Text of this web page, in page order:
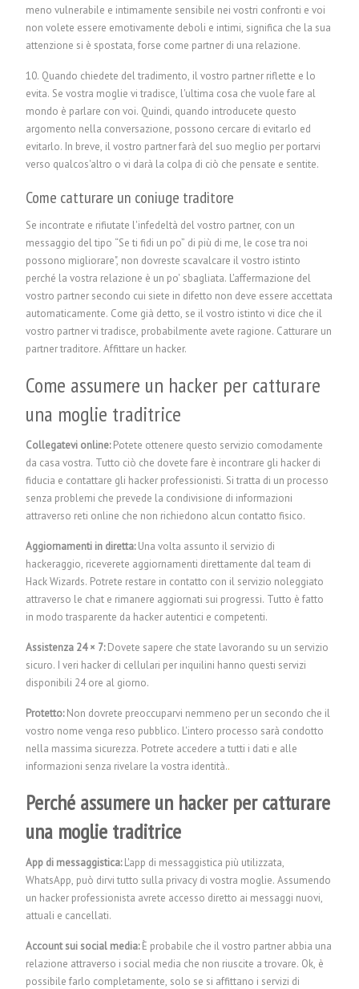
meno vulnerabile e intimamente sensibile nei vostri confronti e voi
non volete essere emotivamente deboli e intimi, significa che la sua
attenzione si è spostata, forse come partner di una relazione.
10. Quando chiedete del tradimento, il vostro partner riflette e lo
evita. Se vostra moglie vi tradisce, l'ultima cosa che vuole fare al
mondo è parlare con voi. Quindi, quando introducete questo
argomento nella conversazione, possono cercare di evitarlo ed
evitarlo. In breve, il vostro partner farà del suo meglio per portarvi
verso qualcos'altro o vi darà la colpa di ciò che pensate e sentite.
Come catturare un coniuge traditore
Se incontrate e rifiutate l'infedeltà del vostro partner, con un
messaggio del tipo “Se ti fidi un po” di più di me, le cose tra noi
possono migliorare", non dovreste scavalcare il vostro istinto
perché la vostra relazione è un po' sbagliata. L'affermazione del
vostro partner secondo cui siete in difetto non deve essere accettata
automaticamente. Come già detto, se il vostro istinto vi dice che il
vostro partner vi tradisce, probabilmente avete ragione. Catturare un
partner traditore.Affittare un hacker.
Come assumere un hacker per catturare
una moglie traditrice
Collegatevi online:Potete ottenere questo servizio comodamente
da casa vostra. Tutto ciò che dovete fare è incontrare gli hacker di
fiducia e contattare gli hacker professionisti. Si tratta di un processo
senza problemi che prevede la condivisione di informazioni
attraverso reti online che non richiedono alcun contatto fisico.
Aggiornamenti in diretta:Una volta assunto il servizio di
hackeraggio, riceverete aggiornamenti direttamente dal team di
Hack Wizards. Potrete restare in contatto con il servizio noleggiato
attraverso le chat e rimanere aggiornati sui progressi. Tutto è fatto
in modo trasparente da hacker autentici e competenti.
Assistenza 24 × 7:Dovete sapere che state lavorando su un servizio
sicuro. I veri hacker di cellulari per inquilini hanno questi servizi
disponibili 24 ore al giorno.
Protetto:Non dovrete preoccuparvi nemmeno per un secondo che il
vostro nome venga reso pubblico. L'intero processo sarà condotto
nella massima sicurezza. Potrete accedere a tutti i dati e alle
informazioni senza rivelare la vostra identità..
Perché assumere un hacker per catturare
una moglie traditrice
App di messaggistica:L'app di messaggistica più utilizzata,
WhatsApp, può dirvi tutto sulla privacy di vostra moglie. Assumendo
un hacker professionista avrete accesso diretto ai messaggi nuovi,
attuali e cancellati.
Account sui social media:È probabile che il vostro partner abbia una
relazione attraverso i social media che non riuscite a trovare. Ok, è
possibile farlo completamente, solo se si affittano i servizi di